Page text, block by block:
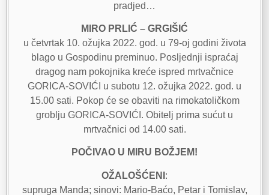
pradjed…
MIRO PRLIĆ – GRGIŠIĆ
u četvrtak 10. ožujka 2022. god. u 79-oj godini života
blago u Gospodinu preminuo. Posljednji ispraćaj
dragog nam pokojnika kreće ispred mrtvačnice
GORICA-SOVIĆI u subotu 12. ožujka 2022. god. u
15.00 sati. Pokop će se obaviti na rimokatoličkom
groblju GORICA-SOVIĆI. Obitelj prima sućut u
mrtvačnici od 14.00 sati.
POČIVAO U MIRU BOŽJEM!
OŽALOŠĆENI :
supruga Manda; sinovi: Mario-Baćo, Petar i Tomislav,